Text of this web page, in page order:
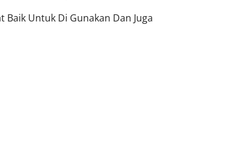
Untuk Di Gunakan Dan Juga